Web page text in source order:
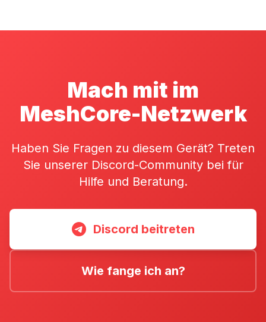
Mach mit im
MeshCore-Netzwerk
Haben Sie Fragen zu diesem Gerät? Treten
Sie unserer Discord-Community bei für
Hilfe und Beratung.
Discord beitreten
Wie fange ich an?